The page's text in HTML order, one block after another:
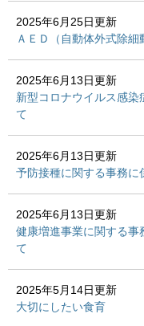
2025年6月25日更新
ＡＥＤ（自動体外式除細
2025年6月13日更新
新型コロナウイルス感
て
2025年6月13日更新
予防接種に関する事務に
2025年6月13日更新
健康増進事業に関する
て
2025年5月14日更新
大切にしたい食育